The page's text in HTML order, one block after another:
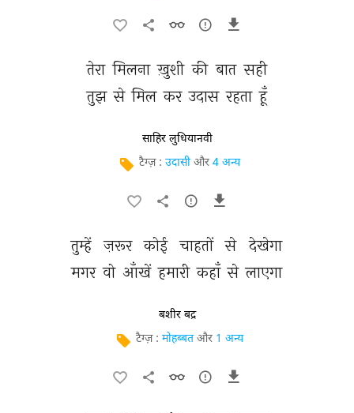
तेरा मिलना ख़ुशी की बात सही
तुझ से मिल कर उदास रहता हूँ
साहिर लुधियानवी
टैग्ज़ : उदासी और 4 अन्य
तुम्हें ज़रूर कोई चाहतों से देखेगा
मगर वो आँखें हमारी कहाँ से लाएगा
बशीर बद्र
टैग्ज़ : मोहब्बत और 1 अन्य